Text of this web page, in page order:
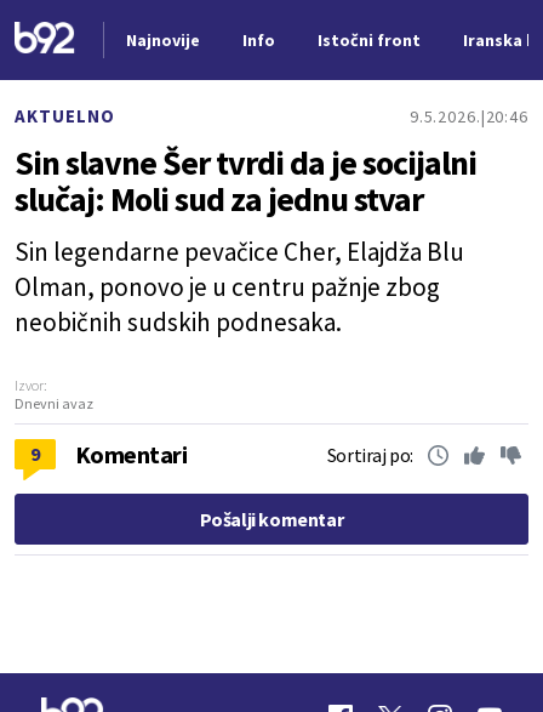
Najnovije Info Istočni front Iranska
AKTUELNO 9.5.2026. 20:46
Sin slavne Šer tvrdi da je socijalni
slučaj: Moli sud za jednu stvar
Sin legendarne pevačice Cher, Elajdža Blu
Olman, ponovo je u centru pažnje zbog
neobičnih sudskih podnesaka.
Izvor:
Dnevni avaz
9 Komentari Sortiraj po:
Pošalji komentar